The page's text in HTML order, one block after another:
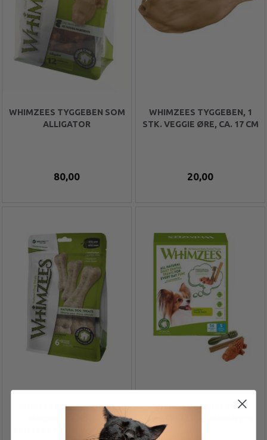
WHIMZEES TYGGEBEN SOM
ALLIGATOR
80,00
WHIMZEES TYGGEBEN, 1
STK. VEGGIE ØRE, CA. 17 CM
20,00
WHIMZEES RICEBONE -
TANDRENSENDE OG
FEDTFATTIGT TYGGEBEN
WHIMZEES VARIETY - 3